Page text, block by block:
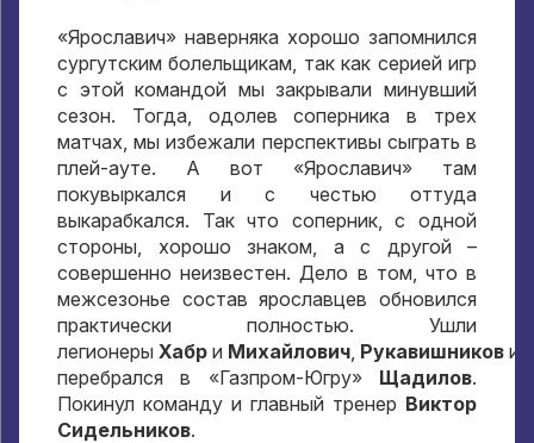
«Ярославич» наверняка хорошо запомнился
сургутским болельщикам, так как серией игр
с этой командой мы закрывали минувший
сезон. Тогда, одолев соперника в трех
матчах, мы избежали перспективы сыграть в
плей-ауте. А вот «Ярославич» там
покувыркался и с честью оттуда
выкарабкался. Так что соперник, с одной
стороны, хорошо знаком, а с другой –
совершенно неизвестен. Дело в том, что в
межсезонье состав ярославцев обновился
практически полностью. Ушли
легионеры Хабр и Михайлович Рукавишников и
перебрался в «Газпром-Югру» Щадилов.
Покинул команду и главный тренер Виктор
Сидельников.